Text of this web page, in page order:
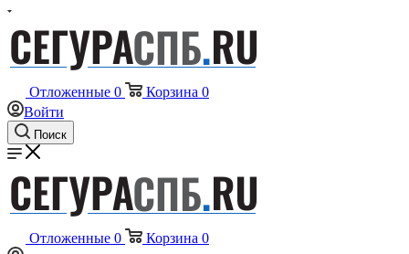
Отложенные 0 Корзина 0
Войти
Поиск
Отложенные 0 Корзина 0